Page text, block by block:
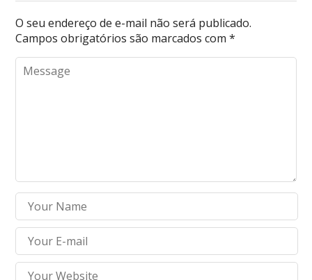
O seu endereço de e-mail não será publicado.
Campos obrigatórios são marcados com*